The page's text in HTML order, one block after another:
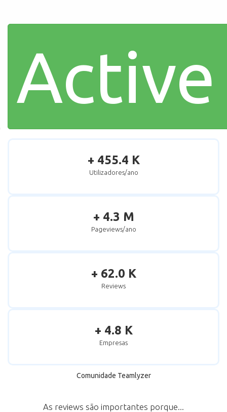
+ 455.4 K
Utilizadores/ano
+ 4.3 M
Pageviews/ano
+ 62.0 K
Reviews
+ 4.8 K
Empresas
Comunidade Teamlyzer
As reviews são importantes porque...